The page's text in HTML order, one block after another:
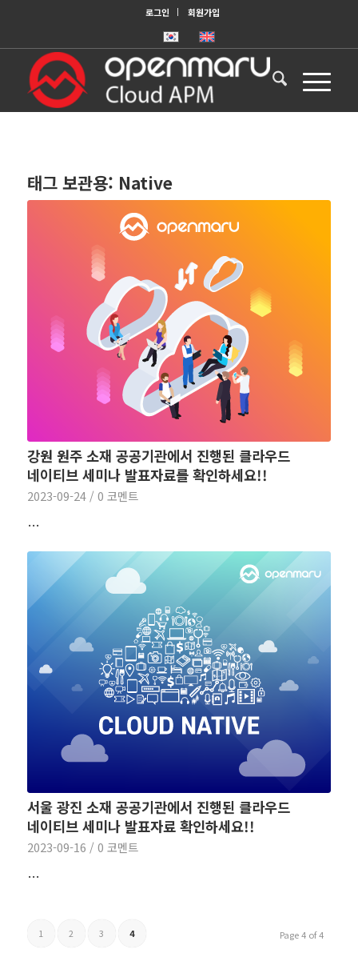
로그인 회원가입
태그 보관용: Native
강원 원주 소재 공공기관에서 진행된 클라우드
네이티브 세미나 발표자료를 확인하세요!!
2023-09-24 / 0 코멘트
…
서울 광진 소재 공공기관에서 진행된 클라우드
네이티브 세미나 발표자료 확인하세요!!
2023-09-16 / 0 코멘트
…
Page 4 of 4
1 2 3 4